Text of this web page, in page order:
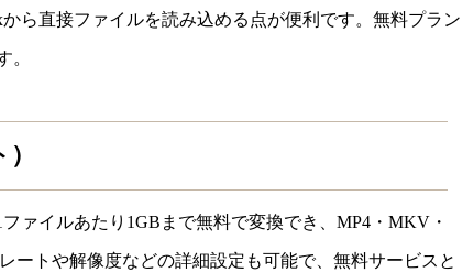
ら直接ファイルを読み込める点が便利です。無料プラン
。
ファイルあたり1GBまで無料で変換でき、MP4・MKV・
ートや解像度などの詳細設定も可能で、無料サービスと